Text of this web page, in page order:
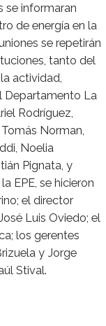
se informaran
de energía en la
se repetirán
tanto del
actividad,
Departamento La
Rodríguez,
Norman,
Noelia
Pignata, y
EPE, se hicieron
el director
Luis Oviedo; el
los gerentes
y Jorge
Stival.